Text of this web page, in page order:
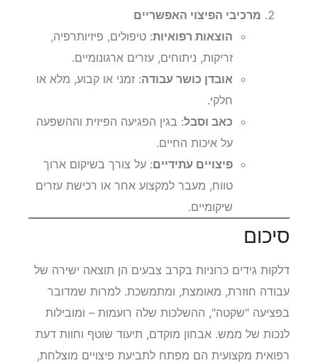
מרכיבי הפיצוי האפשריים
הוצאות רפואיות: טיפולים, פיזיותרפיה,
זריקות, ניתוחים, עזרים ארגונומיים.
אובדן כושר עבודה: זמני או קבוע, מלא או
חלקי.
כאב וסבל: בגין הפגיעה הפיזית וההשפעה
על איכות החיים.
פיצויים עתידיים: על צורך בשיקום ארוך
טווח, מעבר למקצוע אחר או רכישת עזרים
שיקומיים.
סיכום
דלקות גידים כרוניות בקרב צבעים הן תוצאה ישירה של
עבודה חוזרת, מאומצת, ומתמשכת. למרות שמדובר
בפציעה "שקטה", ההשלכות שלה רועמות – ומובילות
לנכות של ממש. אבחון מוקדם, תיעוד שוטף וחוות דעת
רפואית מקצועית הם מפתח לתביעת פיצויים מוצלחת,